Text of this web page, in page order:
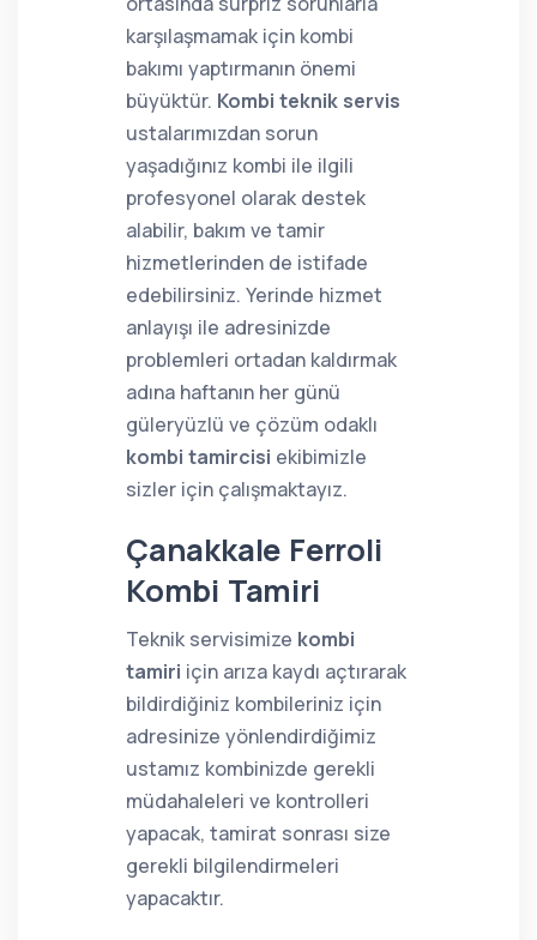
karşılaşmamak için kombi
bakımı yaptırmanın önemi
büyüktür. Kombi teknik servis
ustalarımızdan sorun
yaşadığınız kombi ile ilgili
profesyonel olarak destek
alabilir, bakım ve tamir
hizmetlerinden de istifade
edebilirsiniz. Yerinde hizmet
anlayışı ile adresinizde
problemleri ortadan kaldırmak
adına haftanın her günü
güleryüzlü ve çözüm odaklı
kombi tamircisi ekibimizle
sizler için çalışmaktayız.
Çanakkale Ferroli
Kombi Tamiri
Teknik servisimize kombi
tamiri için arıza kaydı açtırarak
bildirdiğiniz kombileriniz için
adresinize yönlendirdiğimiz
ustamız kombinizde gerekli
müdahaleleri ve kontrolleri
yapacak, tamirat sonrası size
gerekli bilgilendirmeleri
yapacaktır.